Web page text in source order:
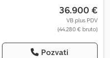
36.900 €
VB plus PDV
(44.280 € bruto)
Pozvati